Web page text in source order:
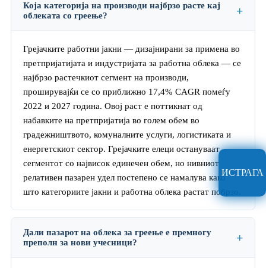
Која категорија на производи најбрзо расте кај
облеката со греење?
Грејачките работни јакни — дизајнирани за примена во
претпријатијата и индустријата за работна облека — се
најбрзо растечкиот сегмент на производи,
проширувајќи се со приближно 17,4% CAGR помеѓу
2022 и 2027 година. Овој раст е поттикнат од
набавките на претпријатија во голем обем во
градежништвото, комуналните услуги, логистиката и
енергетскиот сектор. Грејачките елеци остануваат
сегментот со највисок единечен обем, но нивниот
релативен пазарен удел постепено се намалува како
што категориите јакни и работна облека растат побрзо.
Дали пазарот на облека за греење е премногу
преполн за нови учесници?
ИСТРАГА